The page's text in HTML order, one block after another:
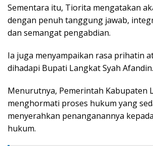
Sementara itu, Tiorita mengatakan
dengan penuh tanggung jawab,
dan semangat pengabdian.
Ia juga menyampaikan rasa prihatin
dihadapi Bupati Langkat Syah Afandin.
Menurutnya, Pemerintah Kabupaten
menghormati proses hukum yang
menyerahkan penanganannya
hukum.